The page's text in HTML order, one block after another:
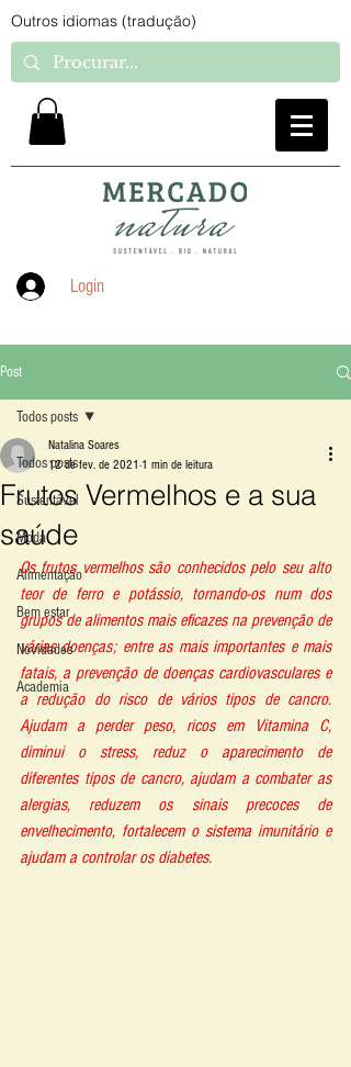
Outros idiomas (tradução)
Login
Post
Todos posts
Sustentável
Moda
Alimentação
Bem estar
Novidades
Academia
Todos posts
Frutos Vermelhos e a sua
saúde
Natalina Soares
12 de fev. de 2021 1 min de leitura
Os frutos vermelhos são conhecidos pelo seu alto
teor de ferro e potássio, tornando-os num dos
grupos de alimentos mais eficazes na prevenção de
várias doenças; entre as mais importantes e mais
fatais, a prevenção de doenças cardiovasculares e
a redução do risco de vários tipos de cancro.
Ajudam a perder peso, ricos em Vitamina C,
diminui o stress, reduz o aparecimento de
diferentes tipos de cancro, ajudam a combater as
alergias, reduzem os sinais precoces de
envelhecimento, fortalecem o sistema imunitário e
ajudam a controlar os diabetes.